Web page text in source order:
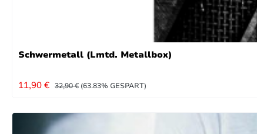
Schwermetall (Lmtd. Metallbox)
VERKAUFSPREIS:
11,90 € REGULÄRER PREIS:
32,90 € (63.83% GESPART)